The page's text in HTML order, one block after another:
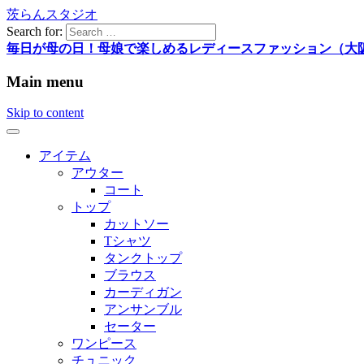
茨らんスタジオ
Search for:
毎日が母の日！母娘で楽しめるレディースファッション（大
Main menu
Skip to content
アイテム
アウター
コート
トップ
カットソー
Tシャツ
タンクトップ
ブラウス
カーディガン
アンサンブル
セーター
ワンピース
チュニック